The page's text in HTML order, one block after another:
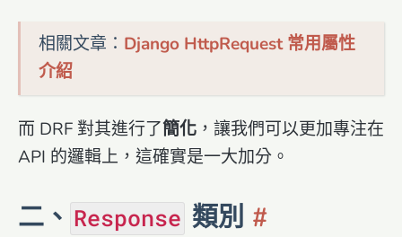
相關文章： Django HttpRequest 常用屬性
介紹
而 DRF 對其進行了簡化 ，讓我們可以更加專注在
API 的邏輯上，這確實是一大加分。
二、 Response 類別